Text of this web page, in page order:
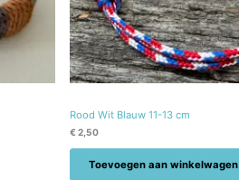
Rood Wit Blauw 11-13 cm
€ 2,50
Toevoegen aan winkelwagen